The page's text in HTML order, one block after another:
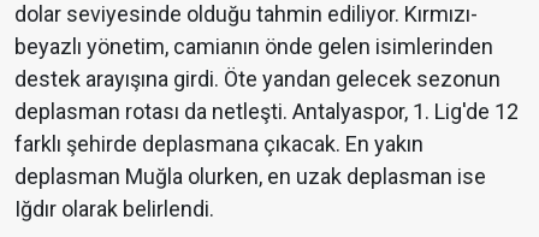
dolar seviyesinde olduğu tahmin ediliyor. Kırmızı-
beyazlı yönetim, camianın önde gelen isimlerinden
destek arayışına girdi. Öte yandan gelecek sezonun
deplasman rotası da netleşti. Antalyaspor, 1. Lig'de 12
farklı şehirde deplasmana çıkacak. En yakın
deplasman Muğla olurken, en uzak deplasman ise
Iğdır olarak belirlendi.